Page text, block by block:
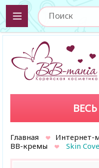
Главная Интернет-
BB-кремы
Skin